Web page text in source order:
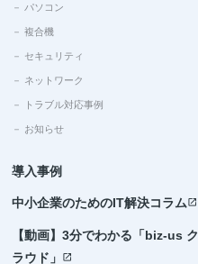
－ パソコン
－ 複合機
－ セキュリティ
－ ネットワーク
－ トラブル対応事例
－ お知らせ
導入事例
中小企業のためのIT解決コラムopen_in_new
【動画】3分でわかる「biz-us ク
ラウド」
open_in_new